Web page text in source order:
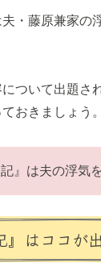
夫・藤原兼家の
ついて出題さ
おきましょう。
記』は夫の浮気
』はココが